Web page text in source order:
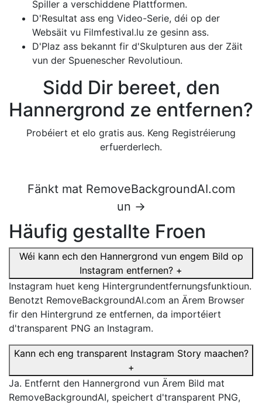
Spiller a verschiddene Plattformen.
D'Resultat ass eng Video-Serie, déi op der
Websäit vu Filmfestival.lu ze gesinn ass.
D'Plaz ass bekannt fir d'Skulpturen aus der Zäit
vun der Spuenescher Revolutioun.
Sidd Dir bereet, den
Hannergrond ze entfernen?
Probéiert et elo gratis aus. Keng Registréierung
erfuerderlech.
Fänkt mat RemoveBackgroundAI.com
un →
Häufig gestallte Froen
Wéi kann ech den Hannergrond vun engem Bild op
Instagram entfernen? +
Instagram huet keng Hintergrundentfernungsfunktioun.
Benotzt RemoveBackgroundAI.com an Ärem Browser
fir den Hintergrund ze entfernen, da importéiert
d'transparent PNG an Instagram.
Kann ech eng transparent Instagram Story maachen?
+
Ja. Entfernt den Hannergrond vun Ärem Bild mat
RemoveBackgroundAI, speichert d'transparent PNG,